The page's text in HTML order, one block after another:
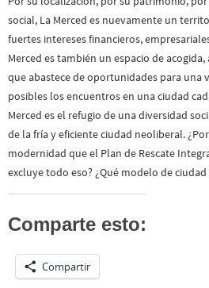
social, La Merced es nuevamente un
fuertes intereses financieros,
Merced es también un espacio de
que abastece de oportunidades para una
posibles los encuentros en una ciudad
Merced es el refugio de una diversidad
de la fría y eficiente ciudad neoliberal.
modernidad que el Plan de Rescate
excluye todo eso? ¿Qué modelo de
Comparte esto:
Compartir